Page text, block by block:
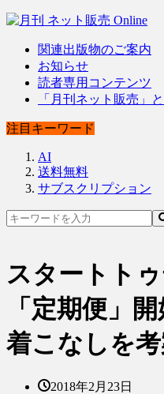
関連出版物のご案内
お知らせ
読者専用コンテンツ
「月刊ネット販売」
注目キーワード
AI
送料無料
サブスクリプション
スタートト
「定期便」
着こなしを
2018年2月23日